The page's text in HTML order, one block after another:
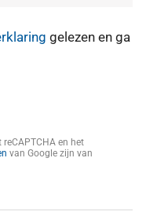
gelezen en ga
en het
van Google zijn van